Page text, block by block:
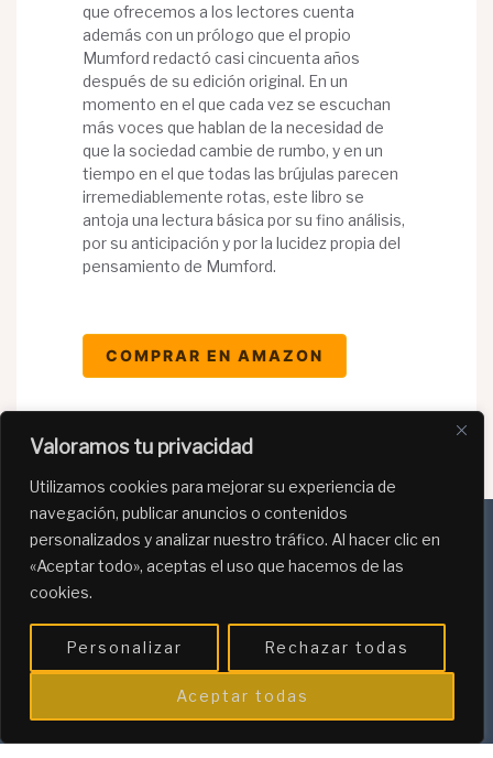
Valoramos tu privacidad
Utilizamos cookies para mejorar su experiencia de
navegación, publicar anuncios o contenidos
personalizados y analizar nuestro tráfico. Al hacer clic en
«Aceptar todo», aceptas el uso que hacemos de las
cookies.
Personalizar Rechazar todas
Aceptar todas
que ofrecemos a los lectores cuenta
además con un prólogo que el propio
Mumford redactó casi cincuenta años
después de su edición original. En un
momento en el que cada vez se escuchan
más voces que hablan de la necesidad de
que la sociedad cambie de rumbo, y en un
tiempo en el que todas las brújulas parecen
irremediablemente rotas, este libro se
antoja una lectura básica por su fino análisis,
por su anticipación y por la lucidez propia del
pensamiento de Mumford.
COMPRAR EN AMAZON
Política de Privacidad
Programa de afiliación de Amazon